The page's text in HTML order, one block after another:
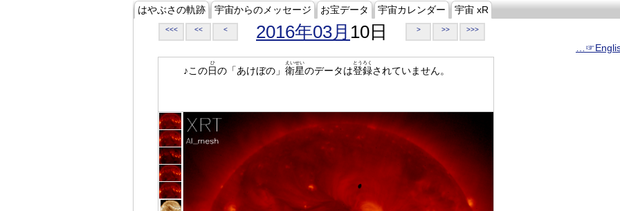
はやぶさの軌跡 宇宙からのメッセージ お宝データ 宇宙カレンダー 宇宙 xR
<<< << < 2016年03月 10日 > >> >>>
♪この日
ひ
の「あけぼの」 衛星
えいせい
のデータは登録
とうろく
されていません。